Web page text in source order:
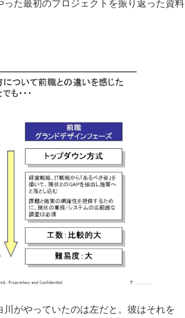
た最初のプロジェクトを振り返った資料
がやっていたのは左だと。彼はそれを